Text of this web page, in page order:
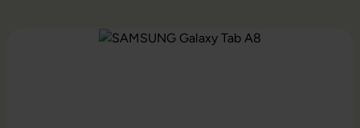
Ignorer la galerie d'images